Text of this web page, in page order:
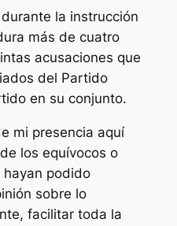
la instrucción
más de cuatro
acusaciones que
del Partido
en su conjunto.
mi presencia aquí
los equívocos o
podido
sobre lo
facilitar toda la